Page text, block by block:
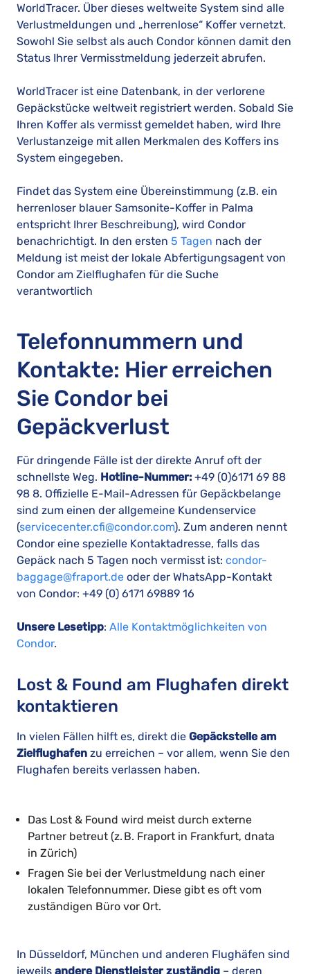
WorldTracer. Über dieses weltweite System sind alle
Verlustmeldungen und „herrenlose“ Koffer vernetzt.
Sowohl Sie selbst als auch Condor können damit den
Status Ihrer Vermisstmeldung jederzeit abrufen.
WorldTracer ist eine Datenbank, in der verlorene
Gepäckstücke weltweit registriert werden. Sobald Sie
Ihren Koffer als vermisst gemeldet haben, wird Ihre
Verlustanzeige mit allen Merkmalen des Koffers ins
System eingegeben.
Findet das System eine Übereinstimmung (z.B. ein
herrenloser blauer Samsonite-Koffer in Palma
entspricht Ihrer Beschreibung), wird Condor
benachrichtigt. In den ersten 5 Tagen nach der
Meldung ist meist der lokale Abfertigungsagent von
Condor am Zielflughafen für die Suche
verantwortlich
Telefonnummern und
Kontakte: Hier erreichen
Sie Condor bei
Gepäckverlust
Für dringende Fälle ist der direkte Anruf oft der
schnellste Weg. Hotline-Nummer: +49 (0)6171 69 88
98 8. Offizielle E-Mail-Adressen für Gepäckbelange
sind zum einen der allgemeine Kundenservice
(servicecenter.cfi@condor.com). Zum anderen nennt
Condor eine spezielle Kontaktadresse, falls das
Gepäck nach 5 Tagen noch vermisst ist: condor-
baggage@fraport.de oder der WhatsApp-Kontakt
von Condor: +49 (0) 6171 69889 16
Unsere Lesetipp: Alle Kontaktmöglichkeiten von
Condor.
Lost & Found am Flughafen direkt
kontaktieren
In vielen Fällen hilft es, direkt die Gepäckstelle am
Zielflughafen zu erreichen – vor allem, wenn Sie den
Flughafen bereits verlassen haben.
Das Lost & Found wird meist durch externe
Partner betreut (z. B. Fraport in Frankfurt, dnata
in Zürich)
Fragen Sie bei der Verlustmeldung nach einer
lokalen Telefonnummer. Diese gibt es oft vom
zuständigen Büro vor Ort.
In Düsseldorf, München und anderen Flughäfen sind
jeweils andere Dienstleister zuständig – deren